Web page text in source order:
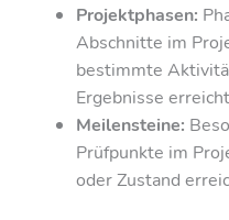
Projektphasen:
Abschnitte im
bestimmte
Ergebnisse
Meilensteine:
Prüfpunkte im
oder Zustand